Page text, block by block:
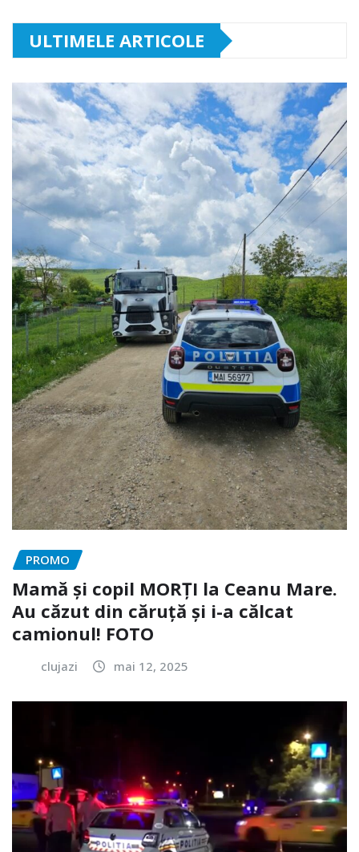
ULTIMELE ARTICOLE
PROMO
Mamă și copil MORȚI la Ceanu Mare.
Au căzut din căruță și i-a călcat
camionul! FOTO
clujazi mai 12, 2025